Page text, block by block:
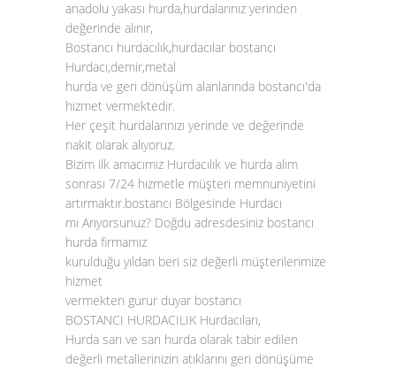
anadolu yakası hurda,hurdalarınız yerinden
değerinde alınır,
Bostancı hurdacılık,hurdacılar bostancı
Hurdacı,demir,metal
hurda ve geri dönüşüm alanlarında bostancı'da
hizmet vermektedir.
Her çeşit hurdalarınızı yerinde ve değerinde
nakit olarak alıyoruz.
Bizim ilk amacımız Hurdacılık ve hurda alım
sonrası 7/24 hizmetle müşteri memnuniyetini
artırmaktır.bostancı Bölgesinde Hurdacı
mı Arıyorsunuz? Doğdu adresdesiniz bostancı
hurda firmamız
kurulduğu yıldan beri siz değerli müşterilerimize
hizmet
vermekten gurur duyar bostancı
BOSTANCI HURDACILIK Hurdacıları,
Hurda sarı ve sarı hurda olarak tabir edilen
değerli metallerinizin atıklarını geri dönüşüme